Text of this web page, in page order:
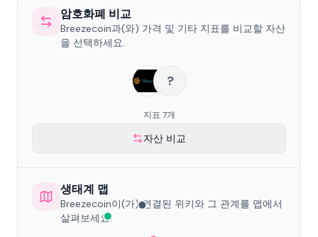
암호화폐 비교
Breezecoin과(와) 가격 및 기타 지표를 비교할 자산
을 선택하세요.
?
지표 7개
자산 비교
생태계 맵
Breezecoin이(가) 연결된 위키와 그 관계를 맵에서
살펴보세요.